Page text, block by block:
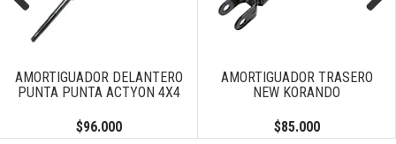
AMORTIGUADOR DELANTERO
PUNTA PUNTA ACTYON 4X4
$96.000
AMORTIGUADOR TRASERO
NEW KORANDO
$85.000
Previous